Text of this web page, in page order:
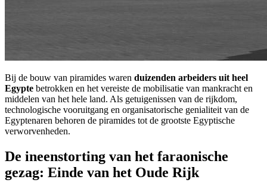
Bij de bouw van piramides waren duizenden arbeiders uit heel
Egypte betrokken en het vereiste de mobilisatie van mankracht en
middelen van het hele land. Als getuigenissen van de rijkdom,
technologische vooruitgang en organisatorische genialiteit van de
Egyptenaren behoren de piramides tot de grootste Egyptische
verworvenheden.
De ineenstorting van het faraonische
gezag: Einde van het Oude Rijk